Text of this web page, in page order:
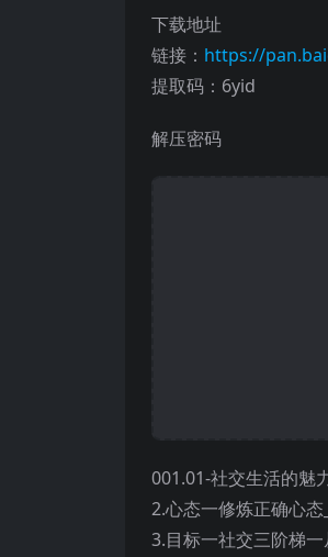
下载地址
链接： https://
提取码：6yid
解压密码
001.01-社交生活的魅
2.心态一修炼正确心
3.目标一社交三阶梯